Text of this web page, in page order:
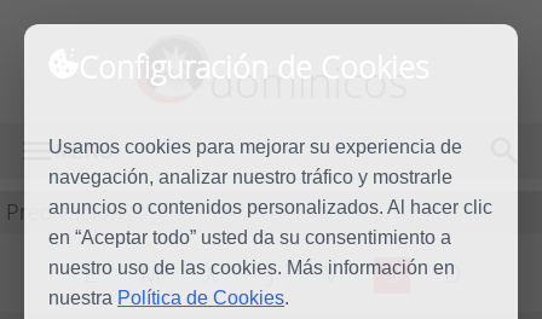
Configuración de Cookies
Usamos cookies para mejorar su experiencia de
navegación, analizar nuestro tráfico y mostrarle
anuncios o contenidos personalizados. Al hacer clic
en “Aceptar todo” usted da su consentimiento a
nuestro uso de las cookies. Más información en
nuestra Política de Cookies.
dominicos
MENÚ
Predicación
L M X J V S D